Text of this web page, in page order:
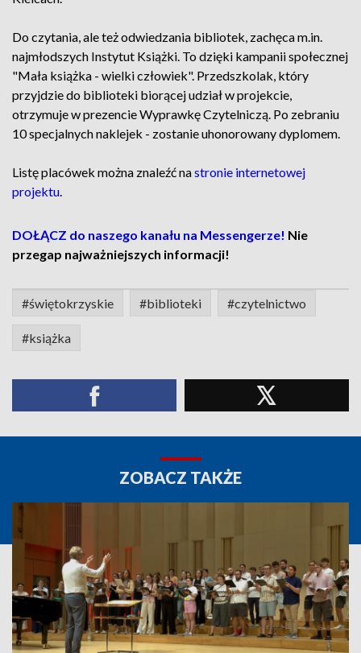
Do czytania, ale też odwiedzania bibliotek, zachęca m.in.
najmłodszych Instytut Książki. To dzięki kampanii społecznej
"Mała książka - wielki człowiek". Przedszkolak, który
przyjdzie do biblioteki biorącej udział w projekcie,
otrzymuje w prezencie Wyprawkę Czytelniczą. Po zebraniu
10 specjalnych naklejek - zostanie uhonorowany dyplomem.
Listę placówek można znaleźć nastronie internetowej
projektu.
DOŁĄCZ do naszego kanału na Messengerze! Nie
przegap najważniejszych informacji!
#świętokrzyskie #biblioteki #czytelnictwo
#książka
ZOBACZ TAKŻE